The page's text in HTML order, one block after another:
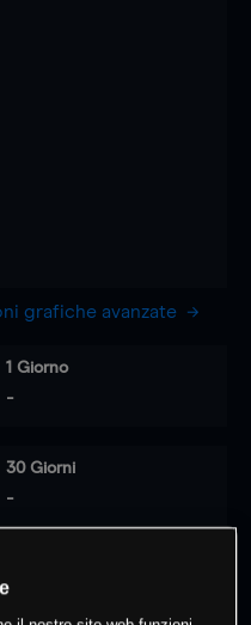
grafiche avanzate
1 Giorno
-
30 Giorni
-